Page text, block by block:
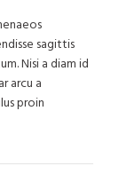
sagittis
Nisi a diam id
arcu a
proin